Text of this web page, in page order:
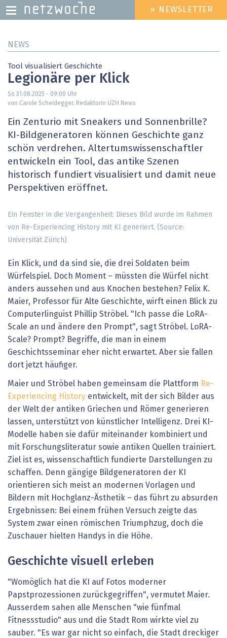
zum
HEADER
MENU
» NEWSLETTER
NEWS
Tool visualisiert Geschichte
Legionäre per Klick
So 31.08.2025 - 09:00 Uhr
von Carole Scheidegger, Redaktorin UZH News
Ein Zenturio mit Sneakers und Sonnenbrille?
KI-Bildgeneratoren können Geschichte ganz
schön verdrehen. Altertumswissenschaftler
entwickeln ein Tool, das antike Szenen
historisch fundiert visualisiert und damit neue
Perspektiven eröffnet.
Ein Fenster in die Vergangenheit: Dieses Bild wurde im Rahmen
von Re-Experiencing History mit KI generiert. (Source:
Universität Zürich)
Ein Klick, und da sind sie, die drei Soldaten beim
Würfelspiel. Doch Moment – müssten die Würfel nicht
anders aussehen und aus Knochen bestehen? Felix K.
Maier, Professor für Alte Geschichte, wirft einen Blick zu
Computerlinguist Phillip Ströbel. "Ich passe die LoRA-
Scale an und ändere den Prompt", sagt Ströbel. LoRA-
Scale? Prompt? Begriffe, die man in einem
Geschichtsseminar eher nicht erwartet. Aber sie fallen
dort jetzt häufiger.
Maier und Ströbel haben gemeinsam die Plattform Re-
Experiencing History entwickelt, mit der sich Bilder aus
der Welt der antiken Griechen und Römer generieren
lassen, unterstützt von künstlicher Intelligenz. Drei KI-
Modelle haben sie dafür miteinander kombiniert und
mit Forschungsliteratur sowie antiken Quellen trainiert.
Ziel ist es, wissenschaftlich fundierte Darstellungen zu
schaffen. Denn gängige Bildgeneratoren der KI
orientieren sich meist an modernen Vorlagen und
Bildern mit Hochglanz-Ästhetik – das führt zu absurden
Ergebnissen: Bei einem frühen Versuch zeigte das
System zwar einen römischen Triumphzug, doch die
Zuschauer hielten Handys in die Höhe.
Geschichte visuell erleben
"Womöglich hat die KI auf Fotos moderner
Papstprozessionen zurückgegriffen", vermutet Maier.
Ausserdem sahen alle Menschen "wie fünfmal
Fitnessstudio" aus und die Stadt Rom wirkte viel zu
sauber. "Es war gar nicht so einfach, die Stadt dreckiger